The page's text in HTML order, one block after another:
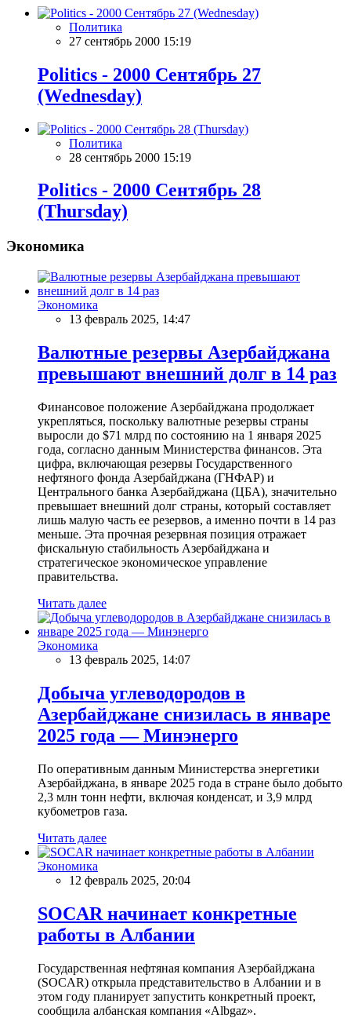
Политика
27 сентябрь 2000 15:19
Politics - 2000 Сентябрь 27
(Wednesday)
Политика
28 сентябрь 2000 15:19
Politics - 2000 Сентябрь 28
(Thursday)
Экономика
Экономика
13 февраль 2025, 14:47
Валютные резервы Азербайджана
превышают внешний долг в 14 раз
Финансовое положение Азербайджана продолжает
укрепляться, поскольку валютные резервы страны
выросли до $71 млрд по состоянию на 1 января 2025
года, согласно данным Министерства финансов. Эта
цифра, включающая резервы Государственного
нефтяного фонда Азербайджана (ГНФАР) и
Центрального банка Азербайджана (ЦБА), значительно
превышает внешний долг страны, который составляет
лишь малую часть ее резервов, а именно почти в 14 раз
меньше. Эта прочная резервная позиция отражает
фискальную стабильность Азербайджана и
стратегическое экономическое управление
правительства.
Читать далее
Экономика
13 февраль 2025, 14:07
Добыча углеводородов в
Азербайджане снизилась в январе
2025 года — Минэнерго
По оперативным данным Министерства энергетики
Азербайджана, в январе 2025 года в стране было добыто
2,3 млн тонн нефти, включая конденсат, и 3,9 млрд
кубометров газа.
Читать далее
Экономика
12 февраль 2025, 20:04
SOCAR начинает конкретные
работы в Албании
Государственная нефтяная компания Азербайджана
(SOCAR) открыла представительство в Албании и в
этом году планирует запустить конкретный проект,
сообщила албанская компания «Albgaz».